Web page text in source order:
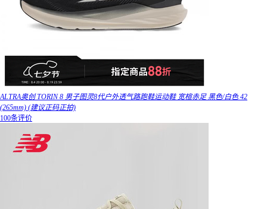
ALTRA奥创 TORIN 8 男子图灵8代户外透气路跑鞋运动鞋 宽楦赤足 黑色/白色 42
(265mm) (建议正码正拍)
100条评价